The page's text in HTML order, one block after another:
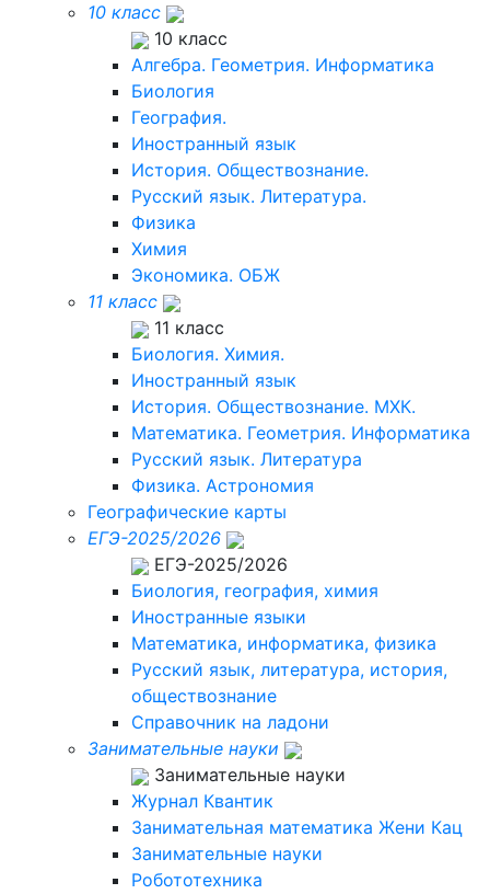
10 класс
10 класс
Алгебра. Геометрия. Информатика
Биология
География.
Иностранный язык
История. Обществознание.
Русский язык. Литература.
Физика
Химия
Экономика. ОБЖ
11 класс
11 класс
Биология. Химия.
Иностранный язык
История. Обществознание. МХК.
Математика. Геометрия. Информатика
Русский язык. Литература
Физика. Астрономия
Географические карты
ЕГЭ-2025/2026
ЕГЭ-2025/2026
Биология, география, химия
Иностранные языки
Математика, информатика, физика
Русский язык, литература, история,
обществознание
Справочник на ладони
Занимательные науки
Занимательные науки
Журнал Квантик
Занимательная математика Жени Кац
Занимательные науки
Робототехника